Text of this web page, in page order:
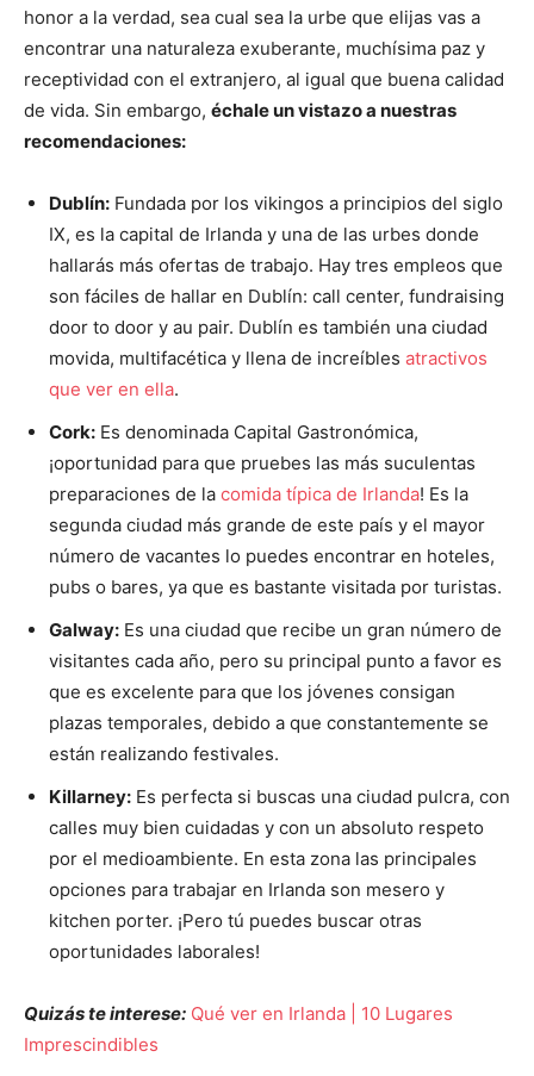
honor a la verdad, sea cual sea la urbe que elijas vas a
encontrar una naturaleza exuberante, muchísima paz y
receptividad con el extranjero, al igual que buena calidad
de vida. Sin embargo, échale un vistazo a nuestras
recomendaciones:
Dublín: Fundada por los vikingos a principios del siglo
IX, es la capital de Irlanda y una de las urbes donde
hallarás más ofertas de trabajo. Hay tres empleos que
son fáciles de hallar en Dublín: call center, fundraising
door to door y au pair. Dublín es también una ciudad
movida, multifacética y llena de increíbles atractivos
que ver en ella.
Cork: Es denominada Capital Gastronómica,
¡oportunidad para que pruebes las más suculentas
preparaciones de la comida típica de Irlanda! Es la
segunda ciudad más grande de este país y el mayor
número de vacantes lo puedes encontrar en hoteles,
pubs o bares, ya que es bastante visitada por turistas.
Galway: Es una ciudad que recibe un gran número de
visitantes cada año, pero su principal punto a favor es
que es excelente para que los jóvenes consigan
plazas temporales, debido a que constantemente se
están realizando festivales.
Killarney: Es perfecta si buscas una ciudad pulcra, con
calles muy bien cuidadas y con un absoluto respeto
por el medioambiente. En esta zona las principales
opciones para trabajar en Irlanda son mesero y
kitchen porter. ¡Pero tú puedes buscar otras
oportunidades laborales!
Quizás te interese: Qué ver en Irlanda | 10 Lugares
Imprescindibles